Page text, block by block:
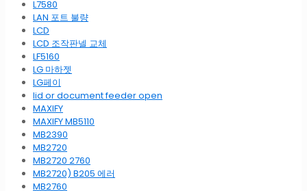
L7580
LAN 포트 불량
LCD
LCD 조작판넬 교체
LF5160
LG 마하젯
LG페이
lid or document feeder open
MAXIFY
MAXIFY MB5110
MB2390
MB2720
MB2720 2760
MB2720) B205 에러
MB2760